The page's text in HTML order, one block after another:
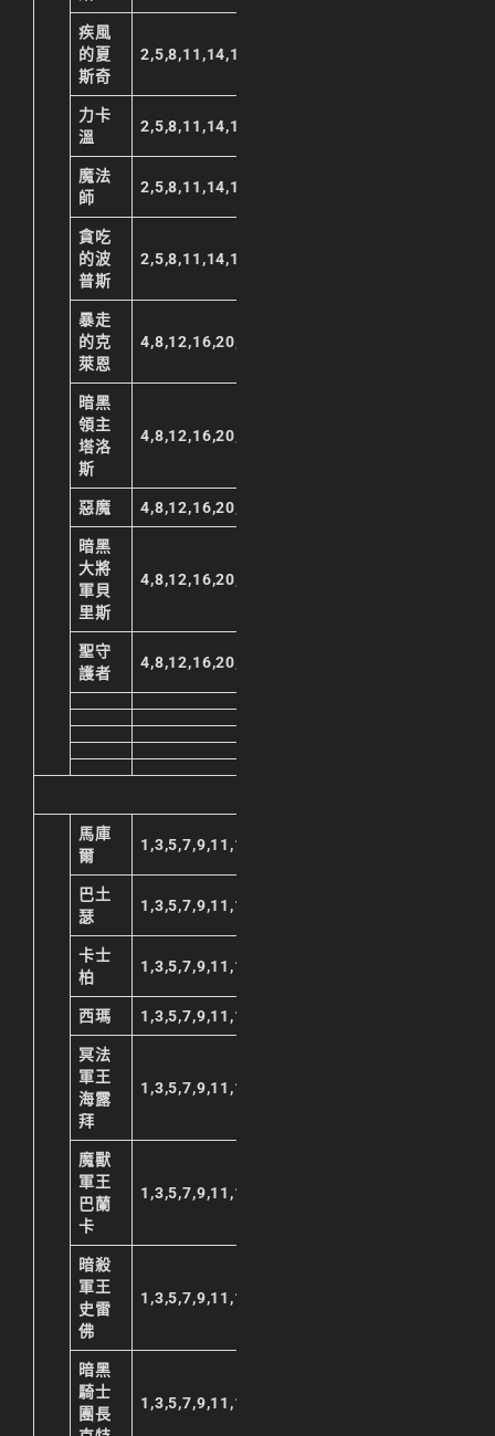
疾風
的夏
斯奇
2,5,8,11,14,17,20,23
力卡
溫
2,5,8,11,14,17,20,23
魔法
師
2,5,8,11,14,17,20,23
貪吃
的波
普斯
2,5,8,11,14,17,20,23
暴走
的克
萊恩
4,8,12,16,20,23
暗黑
領主
塔洛
斯
4,8,12,16,20,23
惡魔 4,8,12,16,20,23
暗黑
大將
軍貝
里斯
4,8,12,16,20,23
聖守
護者
4,8,12,16,20,23
馬庫
爾
1,3,5,7,9,11,13,15,17,19,21,23
巴土
瑟
1,3,5,7,9,11,13,15,17,19,21,23
卡士
柏
1,3,5,7,9,11,13,15,17,19,21,23
西瑪 1,3,5,7,9,11,13,15,17,19,21,23
冥法
軍王
海露
拜
1,3,5,7,9,11,13,15,17,19,21,23
魔獸
軍王
巴蘭
卡
1,3,5,7,9,11,13,15,17,19,21,23
暗殺
軍王
史雷
佛
1,3,5,7,9,11,13,15,17,19,21,23
暗黑
騎士
團長
1,3,5,7,9,11,13,15,17,19,21,23